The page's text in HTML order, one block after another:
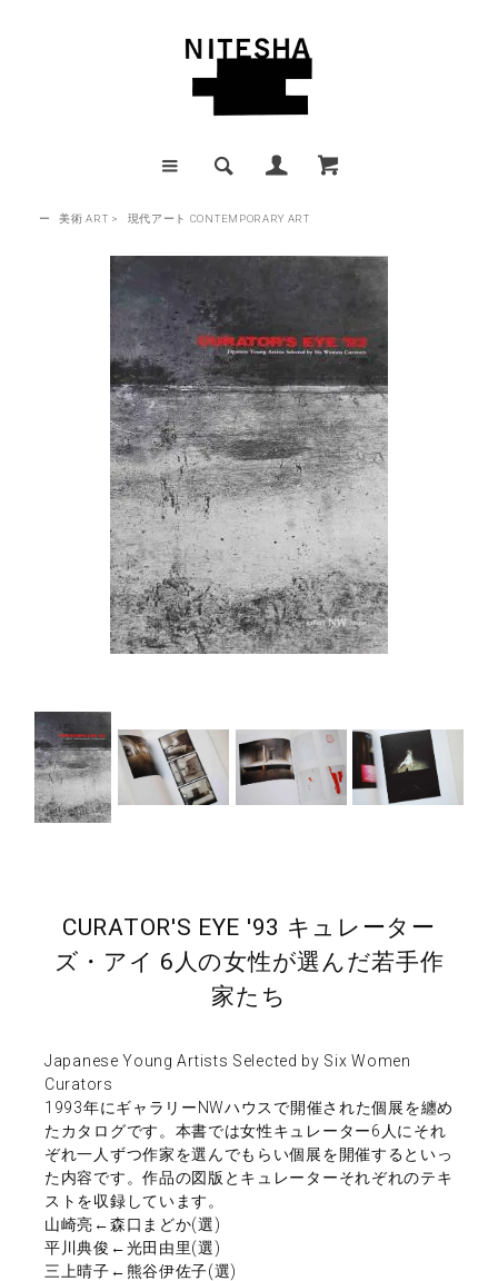
ー 美術 ART > 現代アート CONTEMPORARY ART
CURATOR'S EYE '93 キュレーター
ズ・アイ 6人の女性が選んだ若手作
家たち
Japanese Young Artists Selected by Six Women
Curators
1993年にギャラリーNWハウスで開催された個展を纏め
たカタログです。本書では女性キュレーター6人にそれ
ぞれ一人ずつ作家を選んでもらい個展を開催するといっ
た内容です。作品の図版とキュレーターそれぞれのテキ
ストを収録しています。
山崎亮←森口まどか(選)
平川典俊←光田由里(選)
三上晴子←熊谷伊佐子(選)